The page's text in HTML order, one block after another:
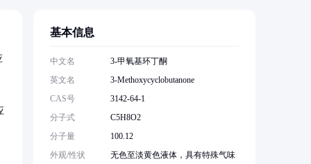
基本信息
中文名
3-甲氧基环丁酮
英文名
3-Methoxycyclobutanone
CAS号
3142-64-1
分子式
C5H8O2
分子量
100.12
外观/性状
无色至淡黄色液体，具有特殊气味